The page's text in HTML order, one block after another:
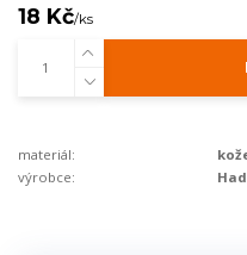
18 Kč/ks
materiál:
výrobce: